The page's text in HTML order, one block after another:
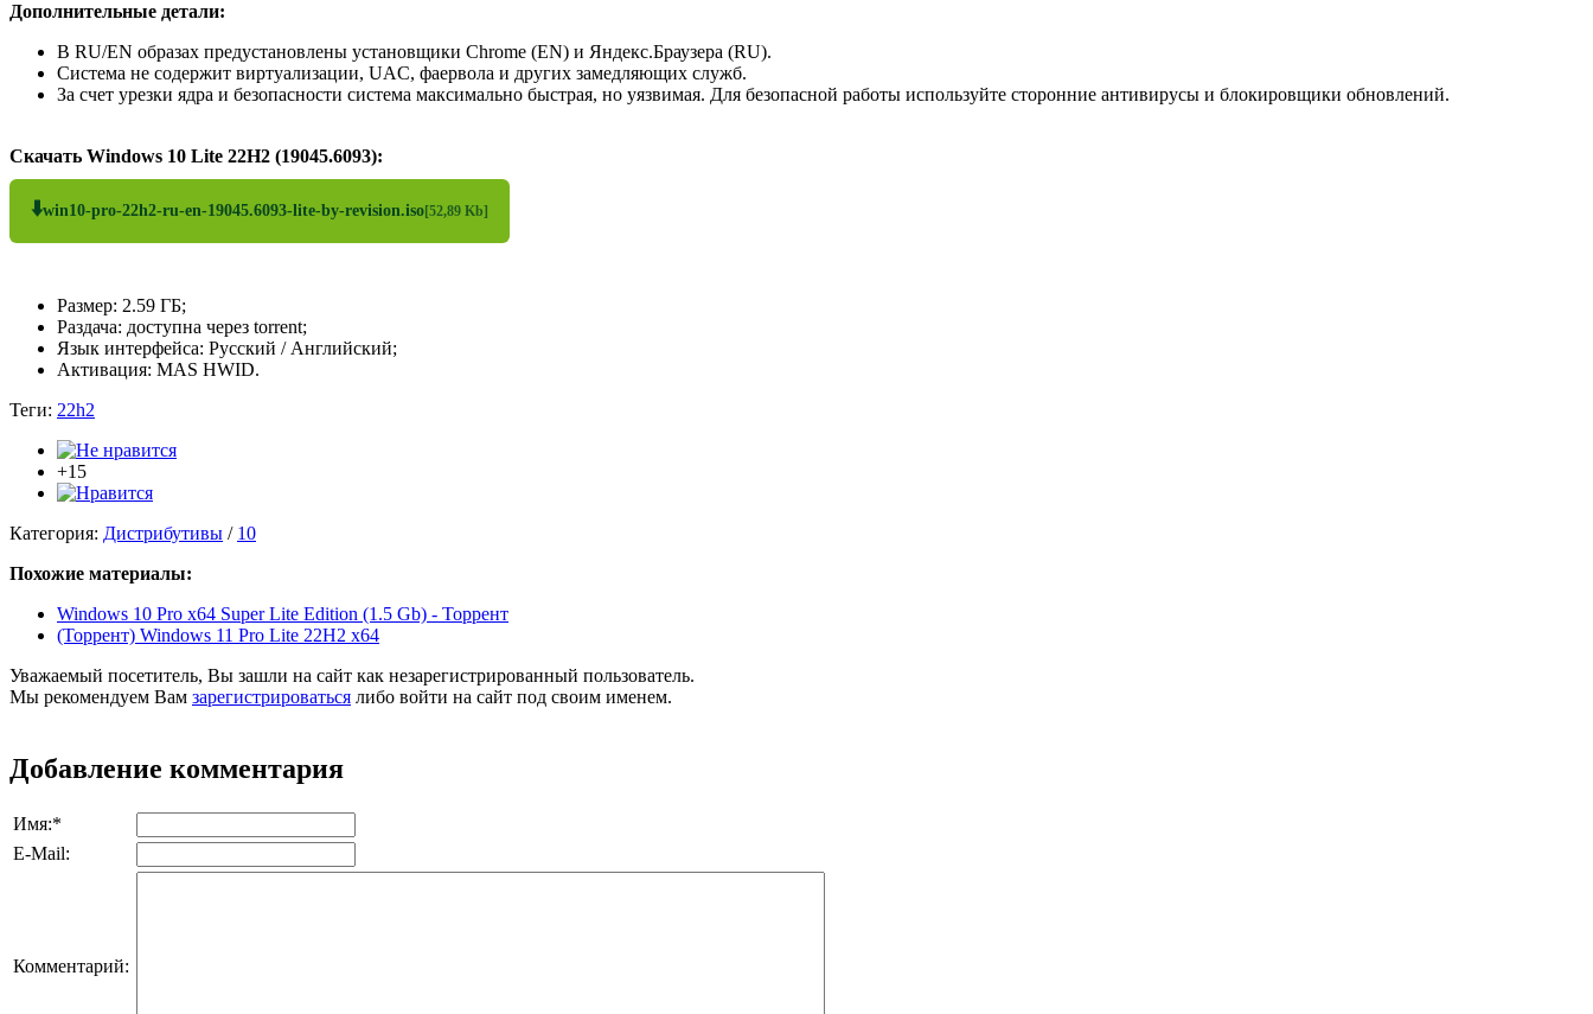
Дополнительные детали:
В RU/EN образах предустановлены установщики Chrome (EN) и Яндекс.Браузера (RU).
Система не содержит виртуализации, UAC, фаервола и других замедляющих служб.
За счет урезки ядра и безопасности система максимально быстрая, но уязвимая. Для безопасной работы используйте сторонние антивирусы и блокировщики обновлений.
Скачать Windows 10 Lite 22H2 (19045.6093):
⬇️win10-pro-22h2-ru-en-19045.6093-lite-by-revision.iso[52,89 Kb]
Размер: 2.59 ГБ;
Раздача: доступна через torrent;
Язык интерфейса: Русский / Английский;
Активация: MAS HWID.
Теги: 22h2
+15
Категория: Дистрибутивы / 10
Похожие материалы:
Windows 10 Pro x64 Super Lite Edition (1.5 Gb) - Торрент
(Торрент) Windows 11 Pro Lite 22H2 x64
Уважаемый посетитель, Вы зашли на сайт как незарегистрированный пользователь.
Мы рекомендуем Вам зарегистрироваться либо войти на сайт под своим именем.
Добавление комментария
Имя:*
E-Mail:
Комментарий: